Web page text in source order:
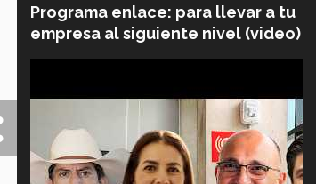
Programa enlace: para llevar a tu
empresa al siguiente nivel (video)